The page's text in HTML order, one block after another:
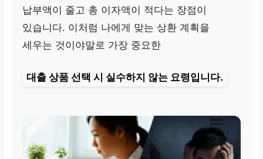
납부액이 줄고 총 이자액이 적다는 장점이
있습니다. 이처럼 나에게 맞는 상환 계획을
세우는 것이야말로 가장 중요한
대출 상품 선택 시 실수하지 않는 요령입니다.